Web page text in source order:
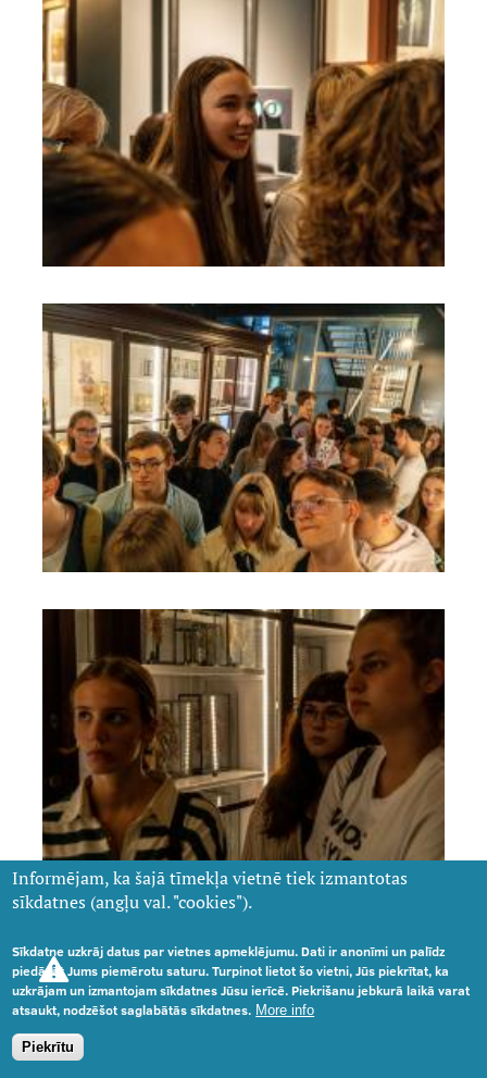
Informējam, ka šajā tīmekļa vietnē tiek izmantotas
sīkdatnes (angļu val. "cookies").
Sīkdatne uzkrāj datus par vietnes apmeklējumu. Dati ir anonīmi un palīdz
piedāvāt Jums piemērotu saturu. Turpinot lietot šo vietni, Jūs piekrītat, ka
uzkrājam un izmantojam sīkdatnes Jūsu ierīcē. Piekrišanu jebkurā laikā varat
atsaukt, nodzēšot saglabātās sīkdatnes. More info
Piekrītu